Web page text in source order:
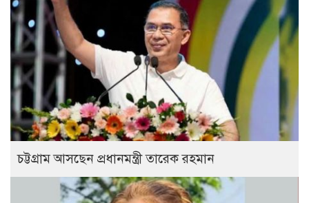
চট্টগ্রাম আসছেন প্রধানমন্ত্রী তারেক রহমান